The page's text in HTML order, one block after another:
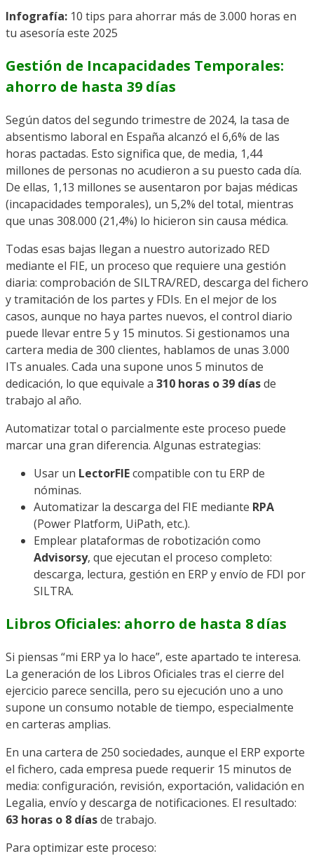
Infografía: 10 tips para ahorrar más de 3.000 horas en
tu asesoría este 2025
Gestión de Incapacidades Temporales:
ahorro de hasta 39 días
Según datos del segundo trimestre de 2024, la tasa de
absentismo laboral en España alcanzó el 6,6% de las
horas pactadas. Esto significa que, de media, 1,44
millones de personas no acudieron a su puesto cada día.
De ellas, 1,13 millones se ausentaron por bajas médicas
(incapacidades temporales), un 5,2% del total, mientras
que unas 308.000 (21,4%) lo hicieron sin causa médica.
Todas esas bajas llegan a nuestro autorizado RED
mediante el FIE, un proceso que requiere una gestión
diaria: comprobación de SILTRA/RED, descarga del fichero
y tramitación de los partes y FDIs. En el mejor de los
casos, aunque no haya partes nuevos, el control diario
puede llevar entre 5 y 15 minutos. Si gestionamos una
cartera media de 300 clientes, hablamos de unas 3.000
ITs anuales. Cada una supone unos 5 minutos de
dedicación, lo que equivale a 310 horas o 39 díasde
trabajo al año.
Automatizar total o parcialmente este proceso puede
marcar una gran diferencia. Algunas estrategias:
Usar un LectorFIEcompatible con tu ERP de
nóminas.
Automatizar la descarga del FIE mediante RPA
(Power Platform, UiPath, etc.).
Emplear plataformas de robotización como
Advisorsy, que ejecutan el proceso completo:
descarga, lectura, gestión en ERP y envío de FDI por
SILTRA.
Libros Oficiales: ahorro de hasta 8 días
Si piensas “mi ERP ya lo hace”, este apartado te interesa.
La generación de los Libros Oficiales tras el cierre del
ejercicio parece sencilla, pero su ejecución uno a uno
supone un consumo notable de tiempo, especialmente
en carteras amplias.
En una cartera de 250 sociedades, aunque el ERP exporte
el fichero, cada empresa puede requerir 15 minutos de
media: configuración, revisión, exportación, validación en
Legalia, envío y descarga de notificaciones. El resultado:
63 horas o 8 díasde trabajo.
Para optimizar este proceso: